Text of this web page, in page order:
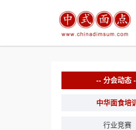
分会动态
中华面食培训
行业竞赛